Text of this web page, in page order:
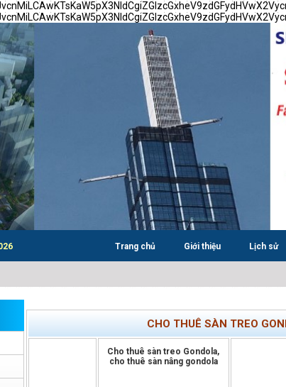
Trang chủ Giới thiệu Lịch sử
CHO THUÊ SÀN TREO
Cho thuê sàn treo Gondola,
cho thuê sàn nâng gondola